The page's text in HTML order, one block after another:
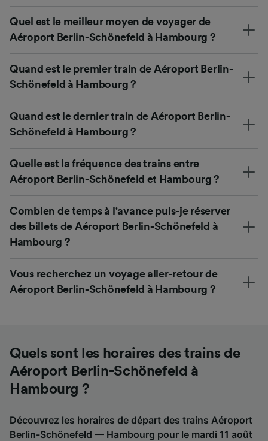
Quel est le meilleur moyen de voyager de
Aéroport Berlin-Schönefeld à Hambourg ?
Quand est le premier train de Aéroport Berlin-
Schönefeld à Hambourg ?
Quand est le dernier train de Aéroport Berlin-
Schönefeld à Hambourg ?
Quelle est la fréquence des trains entre
Aéroport Berlin-Schönefeld et Hambourg ?
Combien de temps à l'avance puis-je réserver
des billets de Aéroport Berlin-Schönefeld à
Hambourg ?
Vous recherchez un voyage aller-retour de
Aéroport Berlin-Schönefeld à Hambourg ?
Quels sont les horaires des trains de
Aéroport Berlin-Schönefeld à
Hambourg ?
Découvrez les horaires de départ des trains Aéroport
Berlin-Schönefeld — Hambourg pour le mardi 11 août